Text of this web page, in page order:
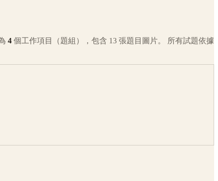
4 個工作項目（題組），包含 13 張題目圖片。 所有試題依據